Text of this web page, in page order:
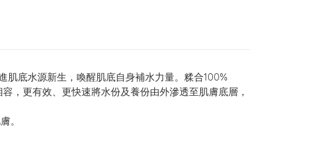
底水源新生，喚醒肌底自身補水力量。糅合100%
，更有效、更快速將水份及養份由外滲透至肌膚底層，
。